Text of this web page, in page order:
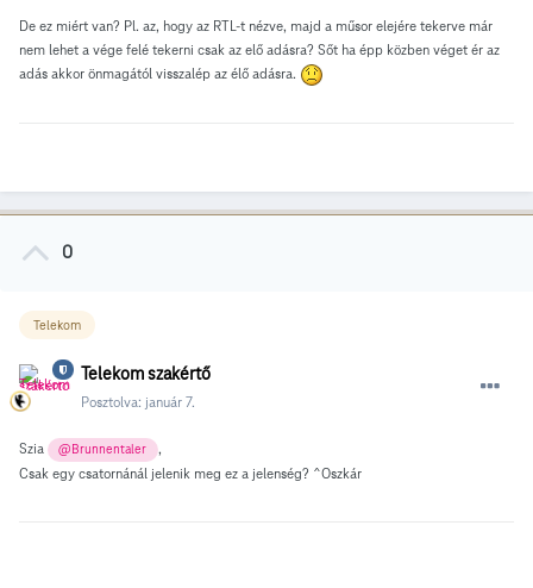
De ez miért van? Pl. az, hogy az RTL-t nézve, majd a műsor elejére tekerve már
nem lehet a vége felé tekerni csak az elő adásra? Sőt ha épp közben véget ér az
adás akkor önmagától visszalép az élő adásra.
0
Telekom
Telekom szakértő
Posztolva: január 7.
Szia @Brunnentaler
,
Csak egy csatornánál jelenik meg ez a jelenség? ^Oszkár